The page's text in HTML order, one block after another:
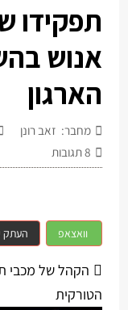
תפקידו
אנוש
הארגון
מחבר: זאב רונן
8תגובות
וואצאפ העתק
הקהל של מכבי
הטורקית